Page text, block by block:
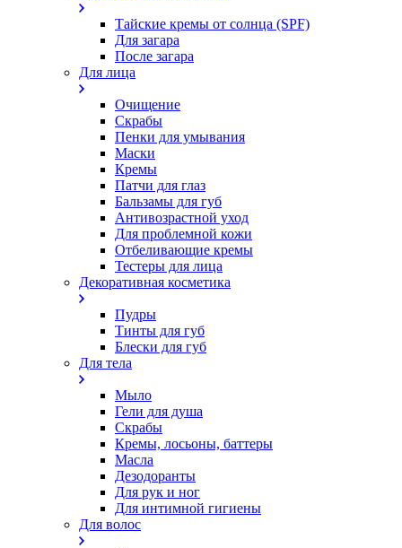
Тайские кремы от солнца (SPF)
Для загара
После загара
Для лица
Очищение
Скрабы
Пенки для умывания
Маски
Кремы
Патчи для глаз
Бальзамы для губ
Антивозрастной уход
Для проблемной кожи
Oтбеливающие кремы
Тестеры для лица
Декоративная косметика
Пудры
Тинты для губ
Блески для губ
Для тела
Мыло
Гели для душа
Скрабы
Кремы, лосьоны, баттеры
Масла
Дезодоранты
Для рук и ног
Для интимной гигиены
Для волос